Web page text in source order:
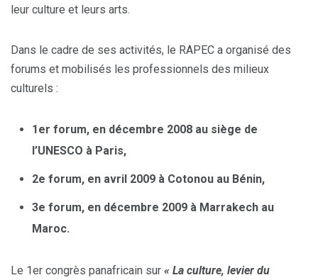
leur culture et leurs arts.
Dans le cadre de ses activités, le RAPEC a organisé des
forums et mobilisés les professionnels des milieux
culturels :
1er forum, en décembre 2008 au siège de
’UNESCO à Paris,
2e forum, en avril 2009 à Cotonou au Bénin,
3e forum, en décembre 2009 à Marrakech au
Maroc.
Le 1er congrès panafricain sur « La culture, levier du